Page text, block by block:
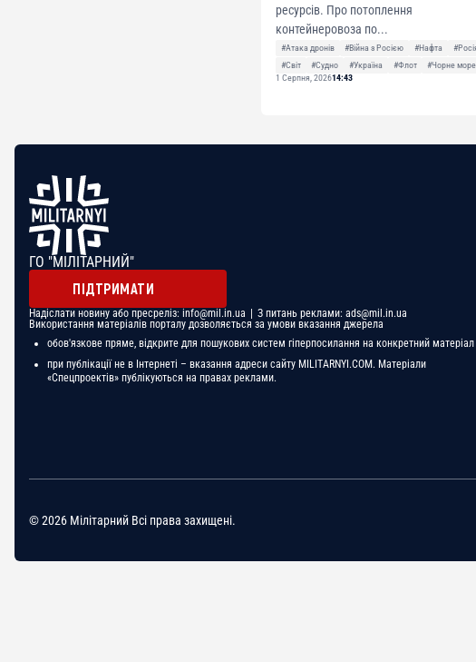
ресурсів. Про потоплення
контейнеровоза по...
#Атака дронів #Війна з Росією #Нафта
#Світ
#Судно #Україна #Флот
#Чорне море
1 Серпня, 202614:43
ГО "МІЛІТАРНИЙ"
ПІДТРИМАТИ
Надіслати новину або пресреліз: info@mil.in.ua | З питань реклами: ads@mil.in.ua
Використання матеріалів порталу дозволяється за умови вказання джерела
обов'язкове пряме, відкрите для пошукових систем гіперпосилання на конкретний матеріал
при публікації не в Інтернеті – вказання адреси сайту MILITARNYI.COM. Матеріали
«Спецпроектів» публікуються на правах реклами.
© 2026 Мілітарний Всі права захищені.